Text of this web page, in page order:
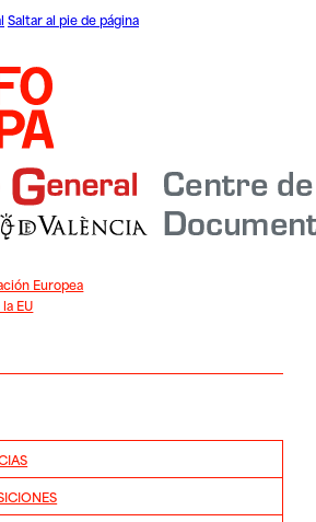
Saltar al pie de página
Europea
EU